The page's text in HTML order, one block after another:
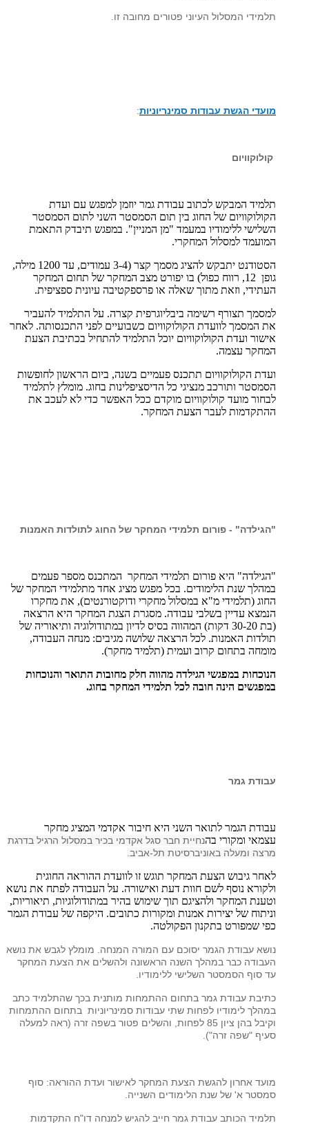
תלמידי המסלול העיוני פטורים מחובה זו.
מועדי הגשת עבודות סמינריוניות:
קולוקוויום
תלמיד המבקש לכתוב עבודת גמר יוזמן למפגש עם ועדת
הקולוקוויום של החוג בין תום הסמסטר השני לתום הסמסטר
השלישי ללימודיו במעמד "מן המניין". במפגש תיבדק התאמת
המועמד למסלול המחקרי.
הסטודנט יתבקש להציג מסמך קצר (3-4 עמודים, עד 1200 מילה,
גופן 12, רווח כפול) בו יפורט מצב המחקר של תחום המחקר
העתידי, וזאת מתוך שאלה או פרספקטיבה עיונית ספציפית.
למסמך תצורף רשימה ביבליוגרפית קצרה. על התלמיד להעביר
את המסמך לוועדת הקולוקוויום כשבועיים לפני התכנסותה. לאחר
אישור ועדת הקולוקוויום יוכל התלמיד להתחיל בכתיבת הצעת
המחקר עצמה.
ועדת הקולוקוויום תתכנס פעמיים בשנה, ביום הראשון לחופשות
הסמסטר ותורכב מנציגי כל הדיסציפלינות בחוג. מומלץ לתלמיד
לבחור מועד קולוקוויום מוקדם ככל האפשר כדי לא לעכב את
ההתקדמות לעבר הצעת המחקר.
"הגילדה" - פורום תלמידי המחקר של החוג לתולדות האמנות
"הגילדה" היא פורום תלמידי המחקר המתכנס מספר פעמים
במהלך שנת הלימודים. בכל מפגש מציג אחד מתלמידי המחקר של
החוג (תלמידי מ"א במסלול מחקרי ודוקטורנטים), את מחקרו
הנמצא עדיין בשלבי עבודה. מסגרת הצגת המחקר היא הרצאה
(בת 30-20 דקות) המהווה בסיס לדיון במתודולוגיה ותיאוריה של
תולדות האמנות. לכל הרצאה שלושה מגיבים: מנחה העבודה,
מומחה בתחום קרוב ועמית (תלמיד מחקר).
הנוכחות במפגשי הגילדה מהווה חלק מחובות התואר והנוכחות
במפגשים הינה חובה לכל תלמידי המחקר בחוג.
עבודת גמר
עבודת הגמר לתואר השני היא חיבור אקדמי המציג מחקר
עצמאי ומקורי בהנחיית חבר סגל אקדמי בכיר במסלול הרגיל בדרגת
מרצה ומעלה באוניברסיטת תל-אביב.
לאחר גיבוש הצעת המחקר תוגש זו לוועדת ההוראה החוגית
ולקורא נוסף לשם חוות דעת ואישורה. על העבודה לפתח את נושא
וטענת המחקר ולהציגם תוך שימוש בהיר במתודולוגיות, תיאוריות,
וניתוח של יצירות אמנות ומקורות כתובים. היקפה של עבודת הגמר
כפי שמפורט בתקנון הפקולטה.
נושא עבודת הגמר יסוכם עם המורה המנחה. מומלץ לגבש את נושא
העבודה כבר במהלך השנה הראשונה ולהשלים את הצעת המחקר
עד סוף הסמסטר השלישי ללימודיו.
כתיבת עבודת גמר בתחום ההתמחות מותנית בכך שהתלמיד כתב
במהלך לימודיו לפחות שתי עבודות סמינריוניות בתחום ההתמחות
וקיבל בהן ציון 85 לפחות, והשלים פטור בשפה זרה (ראה למעלה
סעיף "שפה זרה").
מועד אחרון להגשת הצעת המחקר לאישור ועדת ההוראה: סוף
סמסטר א' של שנת הלימודים השנייה.
תלמיד הכותב עבודת גמר חייב להגיש למנחה דו"ח התקדמות